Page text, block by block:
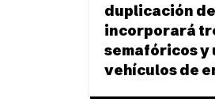
duplicación
incorporará
semafóricos y
vehículos de